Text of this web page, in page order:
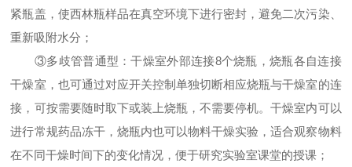
紧瓶盖，使西林瓶样品在真空环境下进行密封，避免二次污染、
重新吸附水分；
③多歧管普通型：干燥室外部连接8个烧瓶，烧瓶各自连接
干燥室，也可通过对应开关控制单独切断相应烧瓶与干燥室的连
接，可按需要随时取下或装上烧瓶，不需要停机。干燥室内可以
进行常规药品冻干，烧瓶内也可以物料干燥实验，适合观察物料
在不同干燥时间下的变化情况，便于研究实验室课堂的授课；